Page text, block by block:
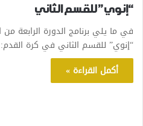
“إنوي” للقسم الثاني
في ما يلي برنامج الدورة الرابعة من
“إنوي” للقسم الثاني في كرة القدم: الجمعة 29
أكمل القراءة »